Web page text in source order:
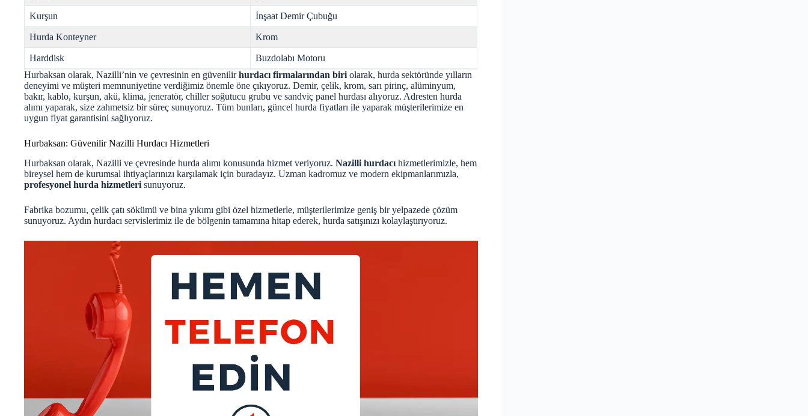
Kurşun İnşaat Demir Çubuğu
Hurda Konteyner Krom
Harddisk
Buzdolabı Motoru
Hurbaksan olarak, Nazilli’nin ve çevresinin en güvenilirhurdacı firmalarından biri olarak, hurda sektöründe yılların
deneyimi ve müşteri memnuniyetine verdiğimiz önemle öne çıkıyoruz. Demir, çelik, krom, sarı pirinç, alüminyum,
bakır, kablo, kurşun, akü, klima, jeneratör, chiller soğutucu grubu ve sandviç panel hurdası alıyoruz. Adresten hurda
alımı yaparak, size zahmetsiz bir süreç sunuyoruz. Tüm bunları, güncel hurda fiyatları ile yaparak müşterilerimize en
uygun fiyat garantisini sağlıyoruz.
Hurbaksan: Güvenilir Nazilli Hurdacı Hizmetleri
Hurbaksan olarak, Nazilli ve çevresinde hurda alımı konusunda hizmet veriyoruz. Nazilli hurdacı hizmetlerimizle, hem
bireysel hem de kurumsal ihtiyaçlarınızı karşılamak için buradayız. Uzman kadromuz ve modern ekipmanlarımızla,
profesyonel hurda hizmetleri sunuyoruz.
Fabrika bozumu, çelik çatı sökümü ve bina yıkımı gibi özel hizmetlerle, müşterilerimize geniş bir yelpazede çözüm
sunuyoruz. Aydın hurdacı servislerimiz ile de bölgenin tamamına hitap ederek, hurda satışınızı kolaylaştırıyoruz.